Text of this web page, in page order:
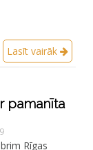
Lasīt vairāk
pamanīta
Rīgas